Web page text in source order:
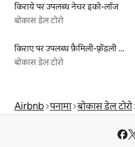
किराये पर उपलब्ध नेचर इको-लॉज
बोकास डेल टोरो
किराए पर उपलब्ध फ़ैमिली-फ़्रेंडली लिस्टिंग
बोकास डेल टोरो
Airbnb पनामा बोकास डेल टोरो